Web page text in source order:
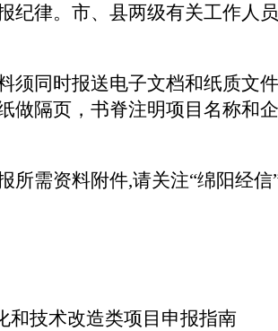
纪律。市、县两级有关工作
须同时报送电子文档和纸质
做隔页，书脊注明项目名称和
所需资料附件,请关注“绵阳经
和技术改造类项目申报指南